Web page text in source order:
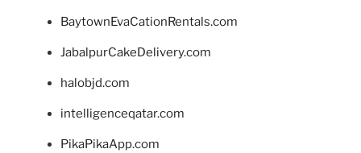
BaytownEvaCationRentals.com
JabalpurCakeDelivery.com
halobjd.com
intelligenceqatar.com
PikaPikaApp.com